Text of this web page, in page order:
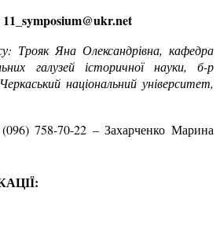
symposium@ukr.net
: Трояк Яна Олександрівна, кафедра
галузей історичної науки,
б-р
Черкаський національний університет,
(096) 758-70-22 – Захарченко Марина